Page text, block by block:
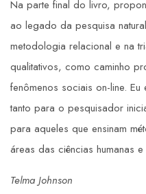
Na parte final do livro,
ao legado da pesquisa
metodologia relacional e na
qualitativos, como caminho
fenômenos sociais on-line.
tanto para o pesquisador
para aqueles que ensinam
áreas das ciências humanas
Telma Johnson